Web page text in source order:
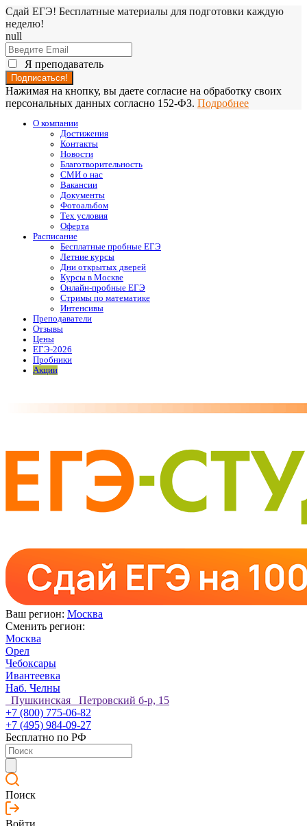
Сдай ЕГЭ! Бесплатные материалы для подготовки каждую
неделю!
null
Я преподаватель
Нажимая на кнопку, вы даете согласие на обработку своих
персональных данных согласно 152-ФЗ. Подробнее
О компании
Достижения
Контакты
Новости
Благотворительность
СМИ о нас
Вакансии
Документы
Фотоальбом
Тех условия
Оферта
Расписание
Бесплатные пробные ЕГЭ
Летние курсы
Дни открытых дверей
Курсы в Москве
Онлайн-пробные ЕГЭ
Стримы по математике
Интенсивы
Преподаватели
Отзывы
Цены
ЕГЭ-2026
Пробники
Акции
Ваш регион: Москва
Сменить регион:
Москва
Орел
Чебоксары
Ивантеевка
Наб. Челны
Пушкинская Петровский б-р, 15
+7 (800) 775-06-82
+7 (495) 984-09-27
Бесплатно по РФ
Поиск
Войти